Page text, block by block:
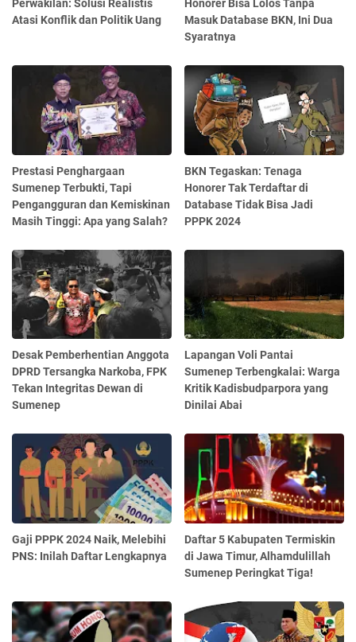
Perwakilan: Solusi Realistis
Atasi Konflik dan Politik Uang
Honorer Bisa Lolos Tanpa
Masuk Database BKN, Ini Dua
Syaratnya
Prestasi Penghargaan
Sumenep Terbukti, Tapi
Pengangguran dan Kemiskinan
Masih Tinggi: Apa yang Salah?
BKN Tegaskan: Tenaga
Honorer Tak Terdaftar di
Database Tidak Bisa Jadi
PPPK 2024
Desak Pemberhentian Anggota
DPRD Tersangka Narkoba, FPK
Tekan Integritas Dewan di
Sumenep
Lapangan Voli Pantai
Sumenep Terbengkalai: Warga
Kritik Kadisbudparpora yang
Dinilai Abai
Gaji PPPK 2024 Naik, Melebihi
PNS: Inilah Daftar Lengkapnya
Daftar 5 Kabupaten Termiskin
di Jawa Timur, Alhamdulillah
Sumenep Peringkat Tiga!